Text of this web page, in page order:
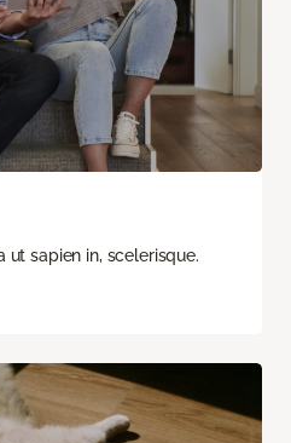
sapien in, scelerisque.